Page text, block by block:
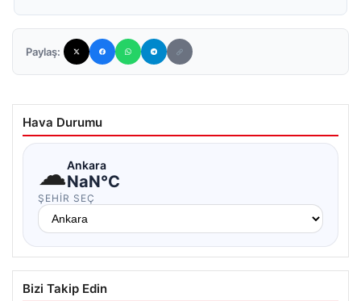
Paylaş:
Hava Durumu
☁Ankara
NaN°C
ŞEHIR SEÇ
Bizi Takip Edin